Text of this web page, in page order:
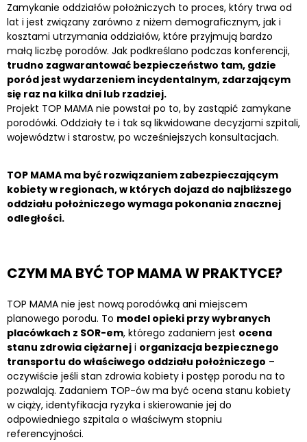
Zamykanie oddziałów położniczych to proces, który trwa od
lat i jest związany zarówno z niżem demograficznym, jak i
kosztami utrzymania oddziałów, które przyjmują bardzo
małą liczbę porodów. Jak podkreślano podczas konferencji,
trudno zagwarantować bezpieczeństwo tam, gdzie
poród jest wydarzeniem incydentalnym, zdarzającym
się raz na kilka dni lub rzadziej.
Projekt TOP MAMA nie powstał po to, by zastąpić zamykane
porodówki. Oddziały te i tak są likwidowane decyzjami szpitali,
województw i starostw, po wcześniejszych konsultacjach.
TOP MAMA ma być rozwiązaniem zabezpieczającym
kobiety w regionach, w których dojazd do najbliższego
oddziału położniczego wymaga pokonania znacznej
odległości.
CZYM MA BYĆ TOP MAMA W PRAKTYCE?
TOP MAMA nie jest nową porodówką ani miejscem
planowego porodu. To model opieki przy wybranych
placówkach z SOR-em, którego zadaniem jest ocena
stanu zdrowia ciężarnej i organizacja bezpiecznego
transportu do właściwego oddziału położniczego –
oczywiście jeśli stan zdrowia kobiety i postęp porodu na to
pozwalają. Zadaniem TOP-ów ma być ocena stanu kobiety
w ciąży, identyfikacja ryzyka i skierowanie jej do
odpowiedniego szpitala o właściwym stopniu
referencyjności.